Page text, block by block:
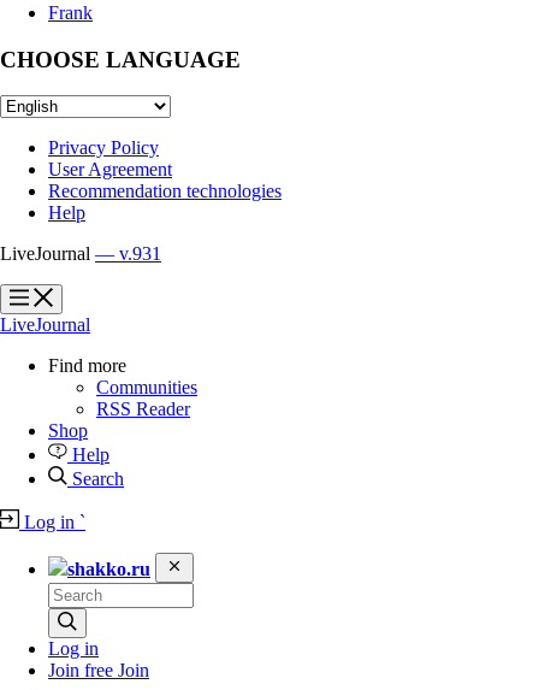
Frank
CHOOSE LANGUAGE
Privacy Policy
User Agreement
Recommendation technologies
Help
LiveJournal — v.931
?
?
LiveJournal
Find more
Communities
RSS Reader
Shop
Help
Search
Log in `
shakko.ru
Log in
Join free Join